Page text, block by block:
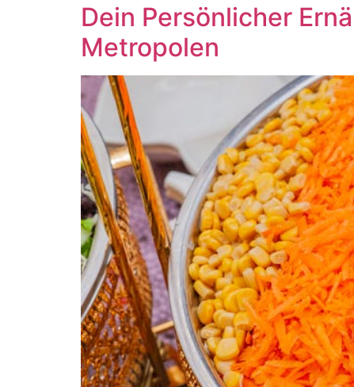
Dein Persönlicher
Metropolen